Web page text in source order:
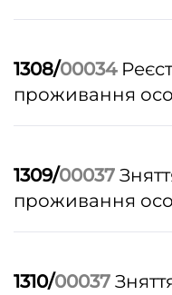
1308/00034
проживання
1309/00037
проживання
1310/00037